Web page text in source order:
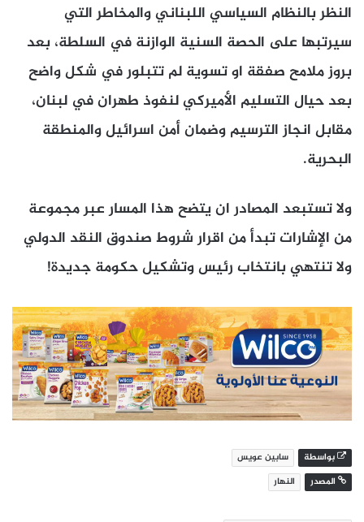
النظر بالنظام السياسي اللبناني والمخاطر التي
سيرتبها على الحصة السنية الوازنة في السلطة، بعد
بروز ملامح صفقة او تسوية لم تتبلور في شكل واضح
بعد حيال التسليم الأميركي لنفوذ طهران في لبنان،
مقابل انجاز الترسيم وضمان أمن اسرائيل والمنطقة
البحرية.
ولا تستبعد المصادر ان يتضح هذا المسار عبر مجموعة
من الإشارات تبدأ من اقرار شروط صندوق النقد الدولي
ولا تنتهي بانتخاب رئيس وتشكيل حكومة جديدة!
بواسطة
سابين عويس
المصدر
النهار